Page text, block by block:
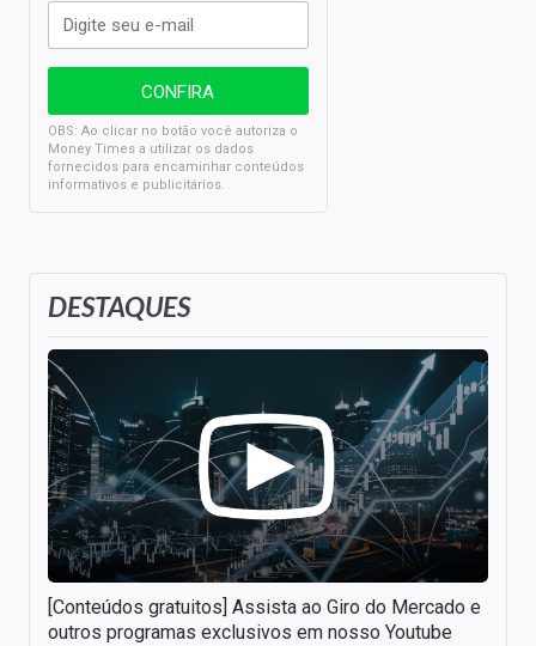
DESTAQUES
[Conteúdos gratuitos] Assista ao Giro do Mercado e
outros programas exclusivos em nosso Youtube
OBS: Ao clicar no botão você autoriza o
Money Times a utilizar os dados
fornecidos para encaminhar conteúdos
informativos e publicitários.